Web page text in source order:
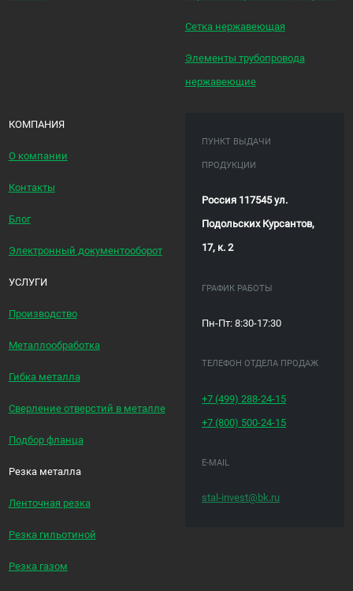
Сетка нержавеющая
Элементы трубопровода
нержавеющие
КОМПАНИЯ
О компании
Контакты
Блог
Электронный документооборот
УСЛУГИ
Производство
Металлообработка
Гибка металла
Сверление отверстий в металле
Подбор фланца
Резка металла
Ленточная резка
Резка гильотиной
Резка газом
ПУНКТ ВЫДАЧИ
ПРОДУКЦИИ
Россия 117545 ул.
Подольских Курсантов,
17, к. 2
ГРАФИК РАБОТЫ
Пн-Пт: 8:30-17:30
ТЕЛЕФОН ОТДЕЛА ПРОДАЖ
+7 (499) 288-24-15
+7 (800) 500-24-15
E-MAIL
stal-invest@bk.ru